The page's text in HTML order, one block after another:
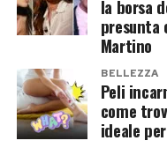
metro e 87
Nelle fotografie
del ragazzo è
sottolineato come
sempre più
la borsa
presunta
Martino
BELLEZZA
Peli
come
ideale